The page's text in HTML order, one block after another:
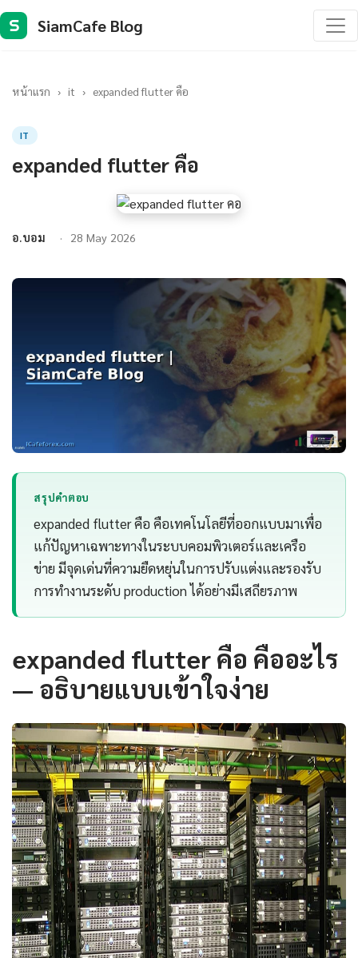
S SiamCafe Blog
หน้าแรก › it › expanded flutter คือ
IT
expanded flutter คือ
อ.บอม 28 May 2026
สรุปคำตอบ
expanded flutter คือ คือเทคโนโลยีที่ออกแบบมาเพื่อ
แก้ปัญหาเฉพาะทางในระบบคอมพิวเตอร์และเครือ
ข่าย มีจุดเด่นที่ความยืดหยุ่นในการปรับแต่งและรองรับ
การทำงานระดับ production ได้อย่างมีเสถียรภาพ
expanded flutter คือ คืออะไร
— อธิบายแบบเข้าใจง่าย